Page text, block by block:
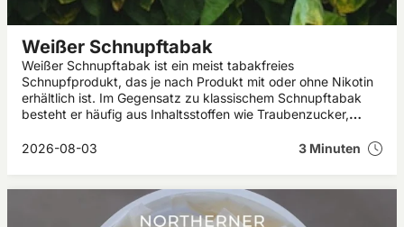
Weißer Schnupftabak
Weißer Schnupftabak ist ein meist tabakfreies
Schnupfprodukt, das je nach Produkt mit oder ohne Nikotin
erhältlich ist. Im Gegensatz zu klassischem Schnupftabak
besteht er häufig aus Inhaltsstoffen wie Traubenzucker,
weißer Schnupftabak ist, welche Wirkung er haben kann und
2026-08-03 3 Minuten